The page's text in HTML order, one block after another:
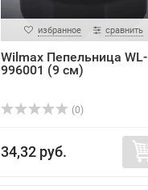
избранное сравнить
Wilmax Пепельница WL-
996001 (9 см)
(0)
34,32 руб.